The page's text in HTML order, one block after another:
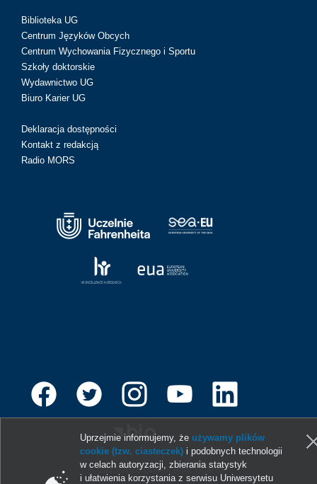
Biblioteka UG
Centrum Języków Obcych
Centrum Wychowania Fizycznego i Sportu
Szkoły doktorskie
Wydawnictwo UG
Biuro Karier UG
Deklaracja dostępności
Kontakt z redakcją
Radio MORS
© 2013-2026 Uniwersytet Gdański
Uprzejmie informujemy, że używamy plików
cookie (tzw. ciasteczek) i podobnych technologii
w celach autoryzacji, zbierania statystyk
i ułatwienia korzystania z serwisu Uniwersytetu